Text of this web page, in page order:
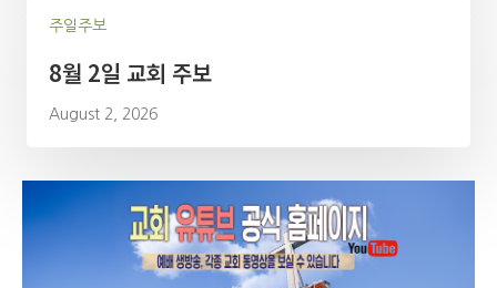
주일주보
8월 2일 교회 주보
August 2, 2026